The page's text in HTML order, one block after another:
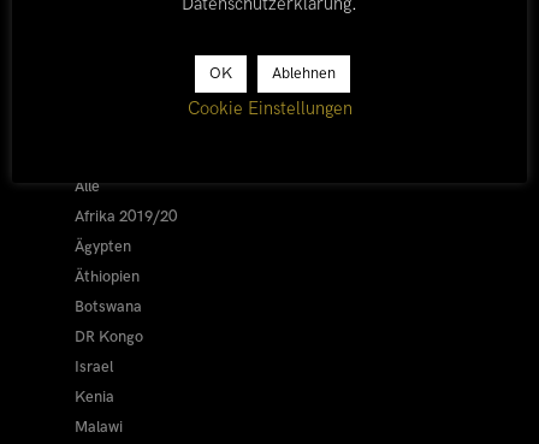
LÄNDER
Alle
Afrika 2019/20
Ägypten
Äthiopien
Botswana
DR Kongo
Israel
Kenia
Malawi
OK Ablehnen
Cookie Einstellungen